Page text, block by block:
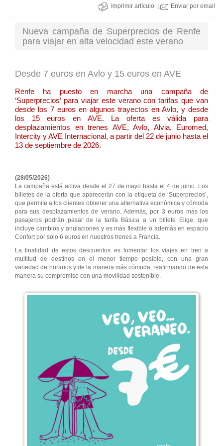
Imprimir artículo Enviar por email
Nueva campaña de Superprecios de Renfe
para viajar en alta velocidad este verano
Desde 7 euros en Avlo y 15 euros en AVE
Renfe ha puesto en marcha una campaña de
‘Superprecios’ para viajar este verano con tarifas que van
desde los 7 euros en algunos trayectos en Avlo, y desde
los 15 euros en AVE. La oferta es válida para
desplazamientos en trenes AVE, Avlo, Alvia, Euromed,
Intercity y AVE Internacional, a partir del 22 de junio hasta el
13 de septiembre de 2026.
(28/05/2026)
La campaña está activa desde el 27 de mayo hasta el 4 de junio. Los
billetes de la oferta que aparecerán con la etiqueta de ‘Superprecios’,
que permite a los clientes obtener una alternativa económica y cómoda
para sus desplazamientos de verano. Además, por 3 euros más los
pasajeros podrán pasar de la tarifa Básica a un billete Elige, que
incluye cambios y anulaciones y es más flexible o además en espacio
Confort por solo 6 euros en nuestros trenes a Francia.
La finalidad de estos descuentos es fomentar los viajes en tren a
multitud de destinos en el menor tiempo posible, con una gran
variedad de horarios y de la manera más cómoda, reafirmando de esta
manera su compromiso con una movilidad sostenible.